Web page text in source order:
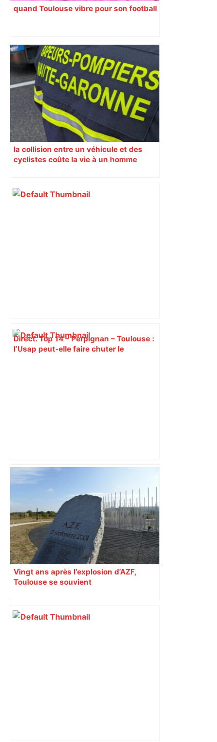
quand Toulouse vibre pour son football
la collision entre un véhicule et des
cyclistes coûte la vie à un homme
Direct. Top 14 – Perpignan – Toulouse :
l’Usap peut-elle faire chuter le
mobilisation agricole à Toulouse ce
samedi, 113 vaches abattues en Ariège
– ladepeche.fr
Vingt ans après l’explosion d’AZF,
Toulouse se souvient